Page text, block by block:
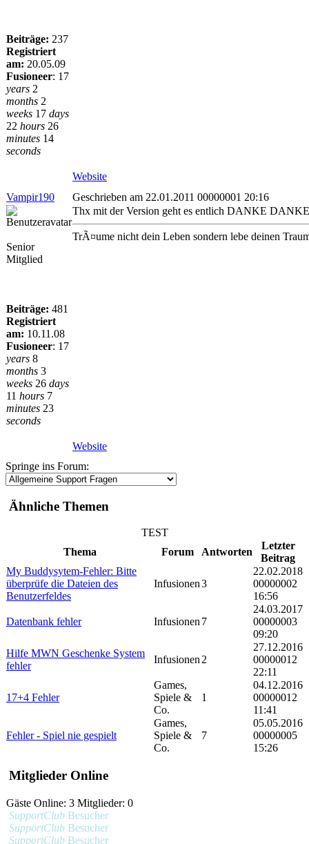
Beiträge: 237
Registriert
am: 20.05.09
Fusioneer: 17
years 2
months 2
weeks 17 days
22 hours 26
minutes 14
seconds
Website
Vampir190
Geschrieben am 22.01.2011 00000001 20:16
Senior
Mitglied
Beiträge: 481
Registriert
am: 10.11.08
Fusioneer: 17
years 8
months 3
weeks 26 days
11 hours 7
minutes 23
seconds
Thx mit der Version geht es entlich DANKE
TrÃ¤ume nicht dein Leben sondern lebe deinen
Website
Springe ins Forum:
Ähnliche Themen
TEST
Thema
Forum Antworten
Letzter
Beitrag
My Buddysytem-Fehler: Bitte
überprüfe die Dateien des
Benutzerfeldes
Infusionen3
22.02.2018
00000002
16:56
Datenbank fehler Infusionen7
24.03.2017
00000003
09:20
Hilfe MWN Geschenke System
fehler
Infusionen2
27.12.2016
00000012
22:11
17+4 Fehler
Games,
Spiele &
Co.
1
04.12.2016
00000012
11:41
Fehler - Spiel nie gespielt
Games,
Spiele &
Co.
7
05.05.2016
00000005
15:26
Mitglieder Online
Gäste Online: 3 Mitglieder: 0
SupportClub Besucher
SupportClub Besucher
SupportClub Besucher